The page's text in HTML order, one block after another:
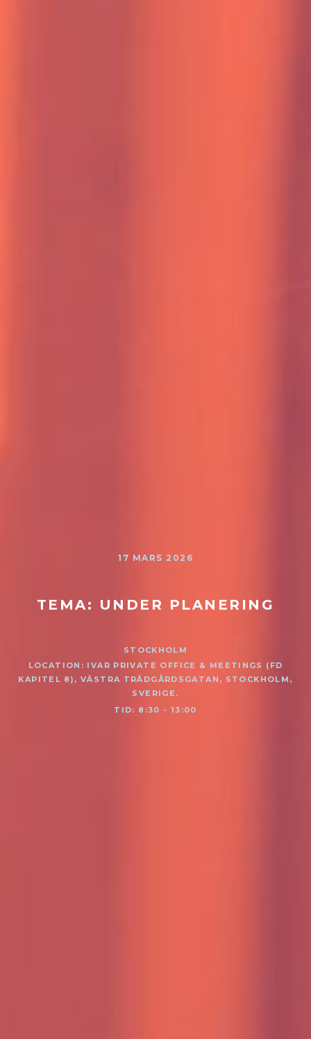
17 MARS 2026
TEMA: UNDER PLANERING
STOCKHOLM
LOCATION: IVAR PRIVATE OFFICE & MEETINGS (FD
KAPITEL 8), VÄSTRA TRÄDGÅRDSGATAN, STOCKHOLM,
SVERIGE.
TID: 8:30 - 13:00